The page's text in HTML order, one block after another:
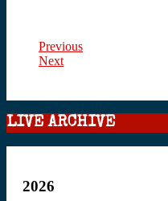
Previous
Next
LIVE ARCHIVE
2026